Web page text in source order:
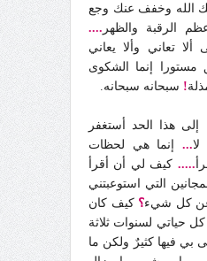
الله وخفف عنك وجع
الرقبة والظهر ....
تعاني وألا يعاني
مستورا إنما الشكوى
! سبحانه سبحانه.
هذا الحد أستغفر
لا... إنما هي لحظات
..... كيف لي أن أقرأ
التي استوعبتني
عن كل شيء؟ كيف كان
كل حياتي لسنوات ثلاثة
بي فيها كثيرٌ ولكن ما